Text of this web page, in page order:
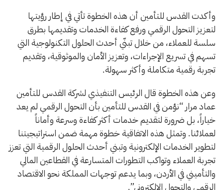
وأكدت القدس للتأمين أن هذه الخطوة تأتي في إطار رؤيتها
لتعزيز التحول الرقمي ورفع كفاءة الخدمات وتقديمها بطرق
سلسة للعملاء، من خلال تبنّي أحدث الحلول التكنولوجية التي
تسهم في تسريع الإجراءات، وتعزيز الأمان والموثوقية، وتقديم
تجربة رقمية متكاملة وأكثر سهولة.
وعن هذه الخطوة قال الرئيس التنفيذي لشركة القدس للتأمين
عماد مرار “نؤمن في القدس للتأمين بأن التحول الرقمي لم يعد
خياراً، بل ضرورة لتقديم خدمات أكثر كفاءة وسرعة وأماناً
لعملائنا. وتمثل هذه الاتفاقية خطوة مهمة ضمن استراتيجيتنا
لتطوير الخدمات الإلكترونية وتبني أحدث الحلول الرقمية التي تعزز
تجربة العملاء وتواكب التطورات المتسارعة في القطاعين المالي
والتأميني في الأردن، وبما يدعم توجهات المملكة نحو الاقتصاد
الرقمي والتحول الإلكتروني”.